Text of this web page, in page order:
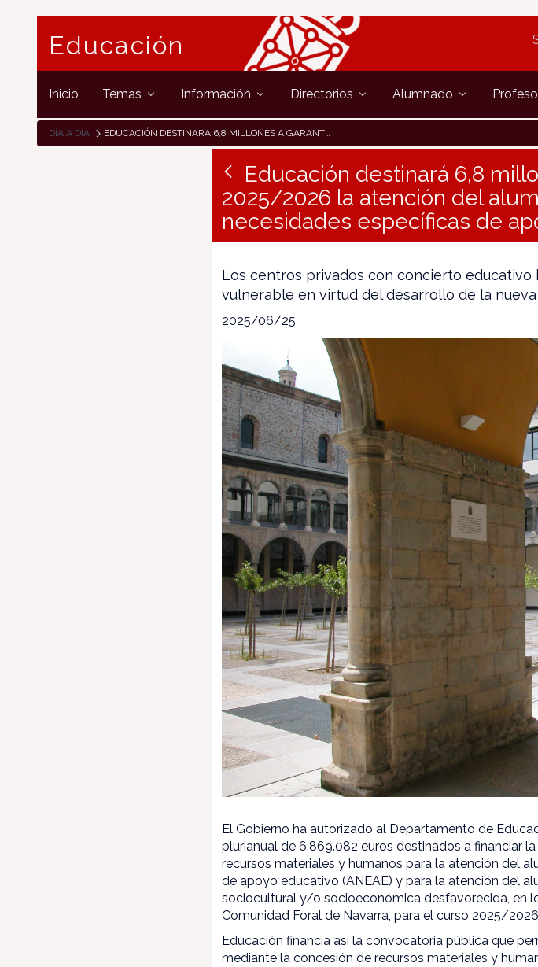
Educación
Inicio Temas Información Directorios Alumnado
DÍA A DÍA EDUCACIÓN DESTINARÁ 6,8 MILLONES A GARANTIZAR EN EL CURSO 2025/2026 LA ATENCIÓN DEL ALUMNADO DESFAVORECIDO Y CON NECESIDADES ESPECÍFICAS DE APOYO DE LA RED CONCERTADA
Educación destinará 6,8
2025/2026 la atención del
necesidades específicas de
Los centros privados con concierto
vulnerable en virtud del desarrollo de la
2025/06/25
El Gobierno ha autorizado al Departamento de
plurianual de 6.869.082 euros destinados a financiar
recursos materiales y humanos para la atención del
de apoyo educativo (ANEAE) y para la atención del
sociocultural y/o socioeconómica desfavorecida, en
Comunidad Foral de Navarra, para el curso 2025/
Educación financia así la convocatoria pública que
mediante la concesión de recursos materiales y